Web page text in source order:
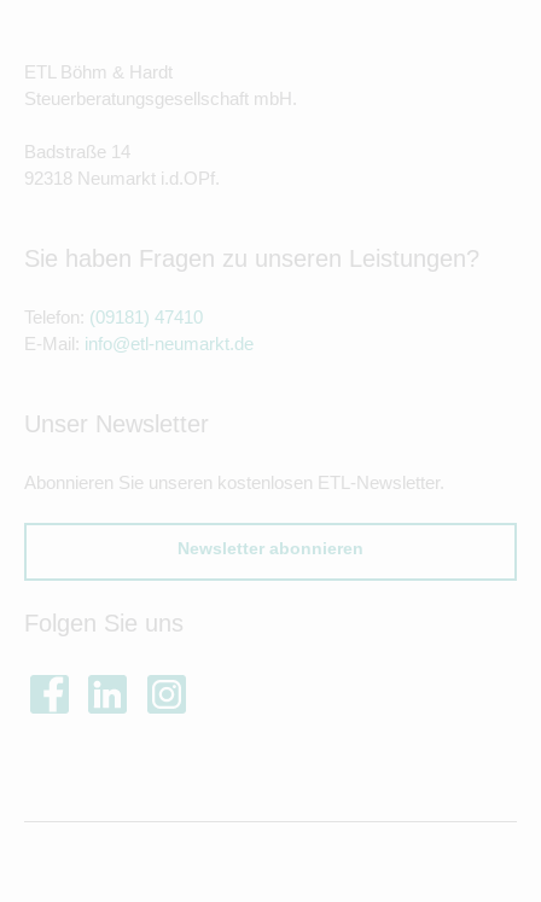
ETL Böhm & Hardt
Steuerberatungsgesellschaft mbH.
Badstraße 14
92318 Neumarkt i.d.OPf.
Sie haben Fragen zu unseren Leistungen?
Telefon: (09181) 47410
E-Mail: info@etl-neumarkt.de
Unser Newsletter
Abonnieren Sie unseren kostenlosen ETL-Newsletter.
Newsletter abonnieren
Folgen Sie uns